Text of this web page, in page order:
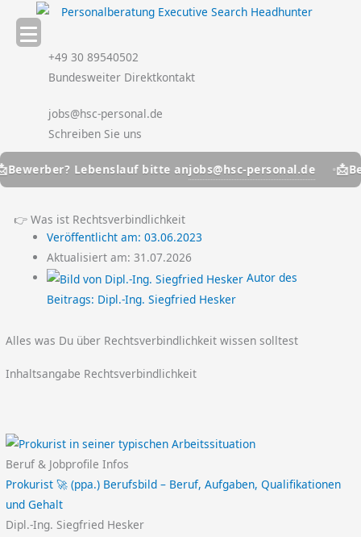
Inhalt
springen +49 30 89540502
Bundesweiter Direktkontakt
jobs@hsc-personal.de
Schreiben Sie uns
Lebenslauf bitte an jobs@hsc-personal.de
👉 Was ist Rechtsverbindlichkeit
Veröffentlicht am:03.06.2023
Aktualisiert am: 31.07.2026
Autor des
Beitrags: Dipl.-Ing. Siegfried Hesker
Alles was Du über Rechtsverbindlichkeit wissen solltest
Inhaltsangabe Rechtsverbindlichkeit
Beruf & Jobprofile Infos
Prokurist 🚀 (ppa.) Berufsbild – Beruf, Aufgaben, Qualifikationen
und Gehalt
Dipl.-Ing. Siegfried Hesker